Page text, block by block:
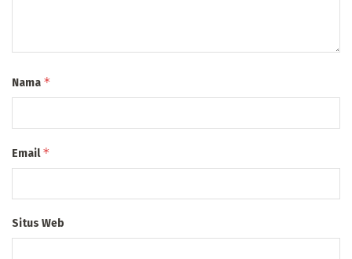
Nama *
Email*
Situs Web